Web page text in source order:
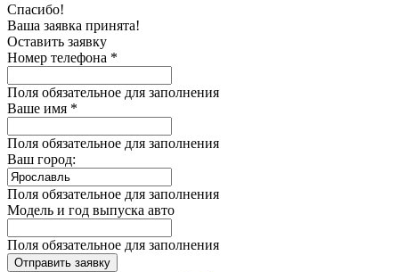
Спасибо!
Ваша заявка принята!
Оставить заявку
Номер телефона *
Поля обязательное для заполнения
Ваше имя *
Поля обязательное для заполнения
Ваш город:
Поля обязательное для заполнения
Модель и год выпуска авто
Поля обязательное для заполнения
Отправить заявку